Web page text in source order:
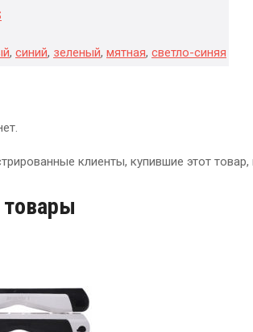
, синий, зеленый, мятная, светло-синяя
клиенты, купившие этот